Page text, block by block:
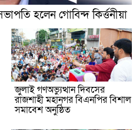
হলেন গোবিন্দ কির্ত্তনীয়া
জুলাই গণঅভ্যুত্থান দিবসের
রাজশাহী মহানগর বিএনপির বিশাল
সমাবেশ অনুষ্ঠিত